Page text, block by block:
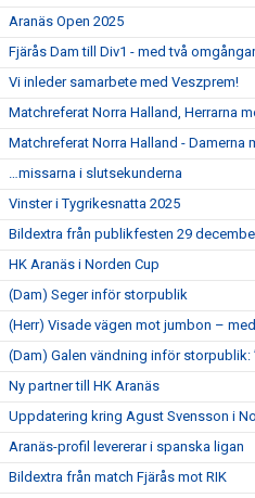
Aranäs Open 2025
Fjärås Dam till Div1 - med två
Vi inleder samarbete med Veszprem!
Matchreferat Norra Halland, Herrarna
Matchreferat Norra Halland - Damerna
…missarna i slutsekunderna
Vinster i Tygrikesnatta 2025
Bildextra från publikfesten 29
HK Aranäs i Norden Cup
(Dam) Seger inför storpublik
(Herr) Visade vägen mot jumbon –
(Dam) Galen vändning inför storpublik:
Ny partner till HK Aranäs
Uppdatering kring Agust Svensson i
Aranäs-profil levererar i spanska ligan
Bildextra från match Fjärås mot RIK